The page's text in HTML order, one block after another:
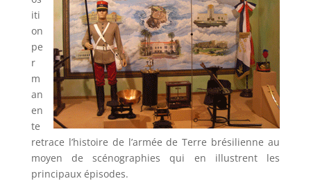
iti
on
pe
r
m
an
en
te
retrace l’histoire de l’armée de Terre brésilienne au
moyen de scénographies qui en illustrent les
principaux épisodes.